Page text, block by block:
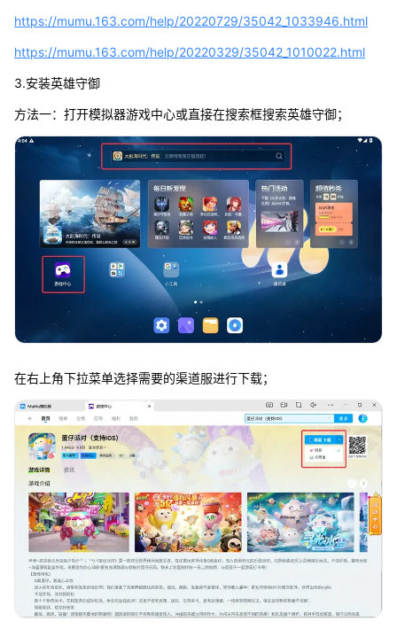
https://mumu.163.com/help/20220729/35042_1033946.html
https://mumu.163.com/help/20220329/35042_1010022.html
3.安装英雄守御
方法一：打开模拟器游戏中心或直接在搜索框搜索英雄守御；
在右上角下拉菜单选择需要的渠道服进行下载；